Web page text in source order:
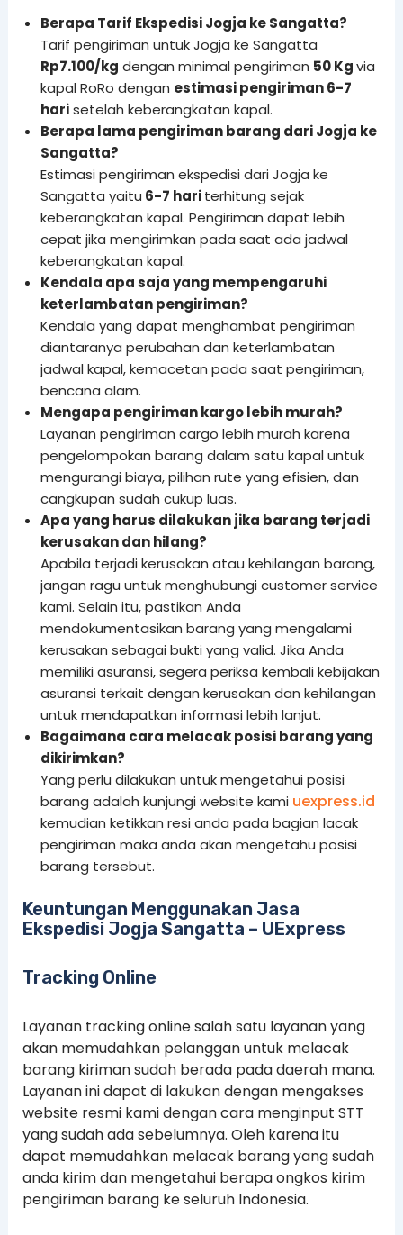
Berapa Tarif Ekspedisi Jogja ke Sangatta?
Tarif pengiriman untuk Jogja ke Sangatta
Rp7.100/kg dengan minimal pengiriman 50 Kgvia
kapal RoRo dengan estimasi pengiriman 6-7
harisetelah keberangkatan kapal.
Berapa lama pengiriman barang dari Jogja ke
Sangatta?
Estimasi pengiriman ekspedisi dari Jogja ke
Sangatta yaitu 6-7 hariterhitung sejak
keberangkatan kapal. Pengiriman dapat lebih
cepat jika mengirimkan pada saat ada jadwal
keberangkatan kapal.
Kendala apa saja yang mempengaruhi
keterlambatan pengiriman?
Kendala yang dapat menghambat pengiriman
diantaranya perubahan dan keterlambatan
jadwal kapal, kemacetan pada saat pengiriman,
bencana alam.
Mengapa pengiriman kargo lebih murah?
Layanan pengiriman cargo lebih murah karena
pengelompokan barang dalam satu kapal untuk
mengurangi biaya, pilihan rute yang efisien, dan
cangkupan sudah cukup luas.
Apa yang harus dilakukan jika barang terjadi
kerusakan dan hilang?
Apabila terjadi kerusakan atau kehilangan barang,
jangan ragu untuk menghubungi customer service
kami. Selain itu, pastikan Anda
mendokumentasikan barang yang mengalami
kerusakan sebagai bukti yang valid. Jika Anda
memiliki asuransi, segera periksa kembali kebijakan
asuransi terkait dengan kerusakan dan kehilangan
untuk mendapatkan informasi lebih lanjut.
Bagaimana cara melacak posisi barang yang
dikirimkan?
Yang perlu dilakukan untuk mengetahui posisi
barang adalah kunjungi website kami uexpress.id
kemudian ketikkan resi anda pada bagian lacak
pengiriman maka anda akan mengetahu posisi
barang tersebut.
Keuntungan Menggunakan Jasa
Ekspedisi Jogja Sangatta – UExpress
Tracking Online
Layanan tracking online salah satu layanan yang
akan memudahkan pelanggan untuk melacak
barang kiriman sudah berada pada daerah mana.
Layanan ini dapat di lakukan dengan mengakses
website resmi kami dengan cara menginput STT
yang sudah ada sebelumnya. Oleh karena itu
dapat memudahkan melacak barang yang sudah
anda kirim dan mengetahui berapa ongkos kirim
pengiriman barang ke seluruh Indonesia.